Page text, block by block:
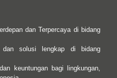
dan Terpercaya di bidang
dan solusi lengkap di bidang
keuntungan bagi lingkungan,